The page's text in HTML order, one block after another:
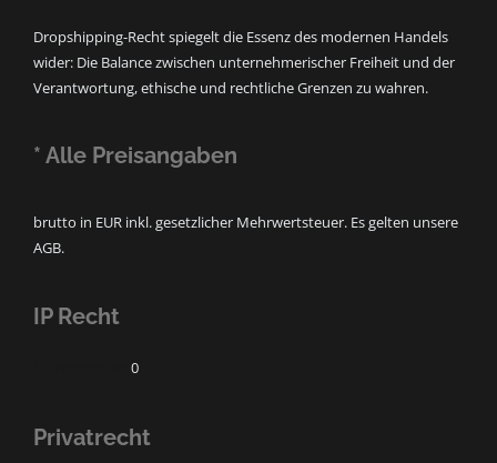
Dropshipping-Recht spiegelt die Essenz des modernen Handels
wider: Die Balance zwischen unternehmerischer Freiheit und der
Verantwortung, ethische und rechtliche Grenzen zu wahren.
* Alle Preisangaben
brutto in EUR inkl. gesetzlicher Mehrwertsteuer. Es gelten unsere
AGB.
IP Recht
0
Privatrecht